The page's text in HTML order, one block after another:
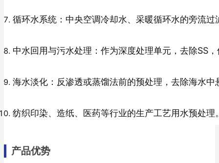
循环水系统：中央空调冷却水、采暖循环水的旁流过
中水回用与污水处理：作为深度处理单元，去除SS
海水淡化：反渗透或蒸馏法前的预处理，去除海水中
纺织印染、造纸、医药等行业的生产工艺用水预处理
产品优势